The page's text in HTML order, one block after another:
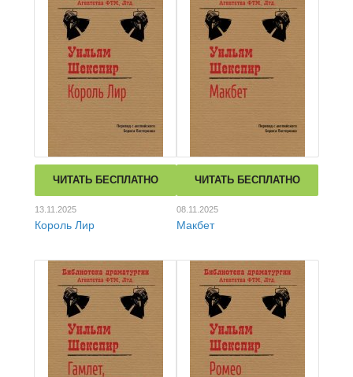
ЧИТАТЬ БЕСПЛАТНО
13.11.2025
Король Лир
ЧИТАТЬ БЕСПЛАТНО
08.11.2025
Макбет